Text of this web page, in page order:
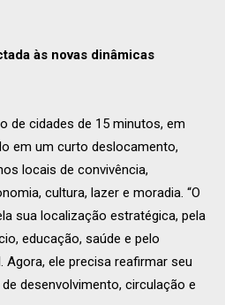
às novas dinâmicas
de cidades de 15 minutos, em
em um curto deslocamento,
locais de convivência,
cultura, lazer e moradia. “O
sua localização estratégica, pela
educação, saúde e pelo
ele precisa reafirmar seu
desenvolvimento, circulação e